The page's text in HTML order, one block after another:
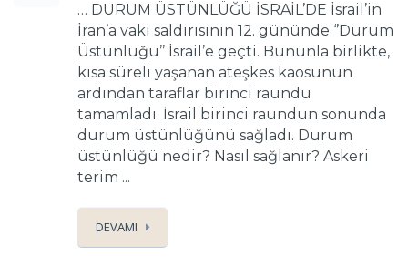
… DURUM ÜSTÜNLÜĞÜ İSRAİL’DE İsrail’in
İran’a vaki saldırısının 12. gününde ‘’Durum
Üstünlüğü’’ İsrail’e geçti. Bununla birlikte,
kısa süreli yaşanan ateşkes kaosunun
ardından taraflar birinci raundu
tamamladı. İsrail birinci raundun sonunda
durum üstünlüğünü sağladı. Durum
üstünlüğü nedir? Nasıl sağlanır? Askeri
terim ...
DEVAMI